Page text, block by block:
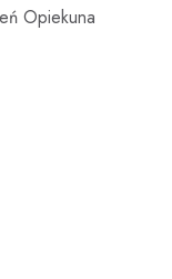
Opiekuna